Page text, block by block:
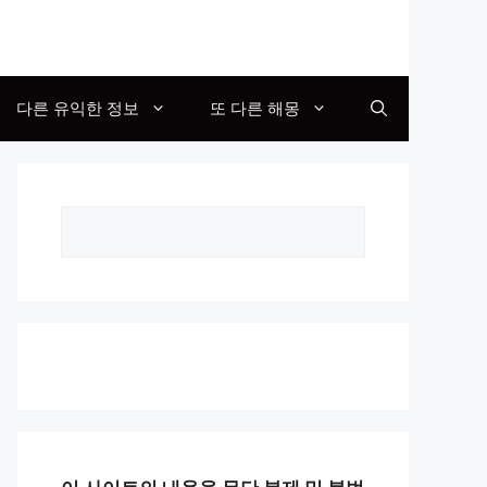
다른 유익한 정보 또 다른 해몽